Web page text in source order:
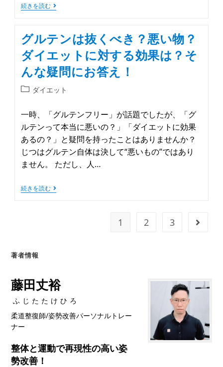
続きを読む
グルテンは抜くべき？悪い物？
ダイエットに対する効果は？そ
んな疑問にお答え！
ダイエット
一時、「グルテンフリー」が話題でしたが、「グ
ルテンって本当に悪いの？」「ダイエットに効果
あるの？」と疑問を持ったことはありませんか？
じつはグルテン自体は決して“悪いもの”ではあり
ません。 ただし、人…
続きを読む
1 2 3
著者情報
藤田丈裕
ふじたたけひろ
柔道整復師/姿勢改善パーソナルトレー
ナー
整体と運動で再現性の高い姿
勢改善！